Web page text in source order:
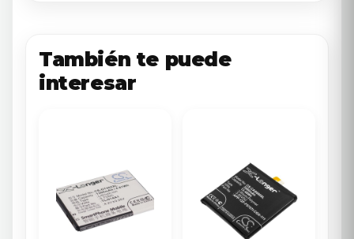
También te puede
interesar